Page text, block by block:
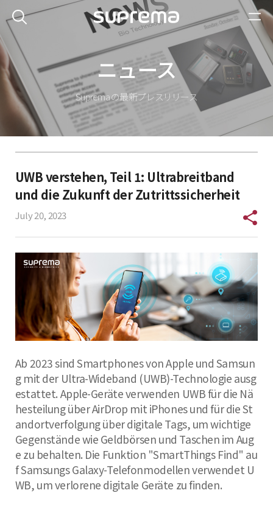
ニュース
Suprema の最新プレスリリース
UWB verstehen, Teil 1: Ultrabreitband
und die Zukunft der Zutrittssicherheit
July 20, 2023
Ab 2023 sind Smartphones von Apple und Samsun
g mit der Ultra-Wideband (UWB)-Technologie ausg
estattet. Apple-Geräte verwenden UWB für die Nä
hesteilung über AirDrop mit iPhones und für die St
andortverfolgung über digitale Tags, um wichtige
Gegenstände wie Geldbörsen und Taschen im Aug
e zu behalten. Die Funktion "SmartThings Find" au
f Samsungs Galaxy-Telefonmodellen verwendet U
WB, um verlorene digitale Geräte zu finden.